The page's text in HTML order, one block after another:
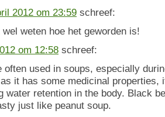
2012 om 23:59 schreef:
weten hoe het geworden is!
om 12:58 schreef:
often used in soups, especially
it has some medicinal properties,
water retention in the body. Black
just like peanut soup.